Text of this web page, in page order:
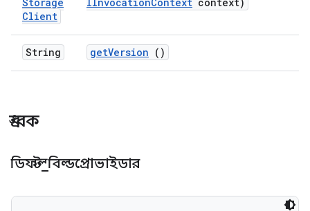
Client
String getVersion ()
ধ্রুবক
ডিফল্ট_বিল্ডপ্রোভাইডার